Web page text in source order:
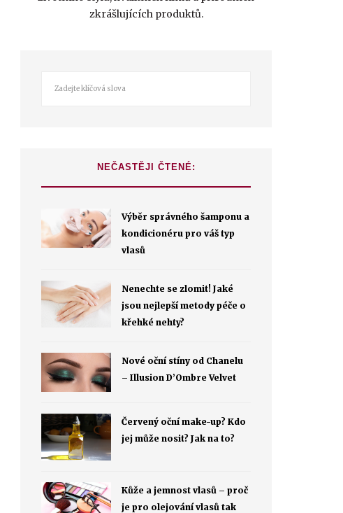
zkrášlujících produktů.
NEČASTĚJI ČTENÉ:
Výběr správného šamponu a
kondicionéru pro váš typ
vlasů
Nenechte se zlomit! Jaké
jsou nejlepší metody péče o
křehké nehty?
Nové oční stíny od Chanelu
– Illusion D’Ombre Velvet
Červený oční make-up? Kdo
jej může nosit? Jak na to?
Kůže a jemnost vlasů – proč
je pro olejování vlasů tak